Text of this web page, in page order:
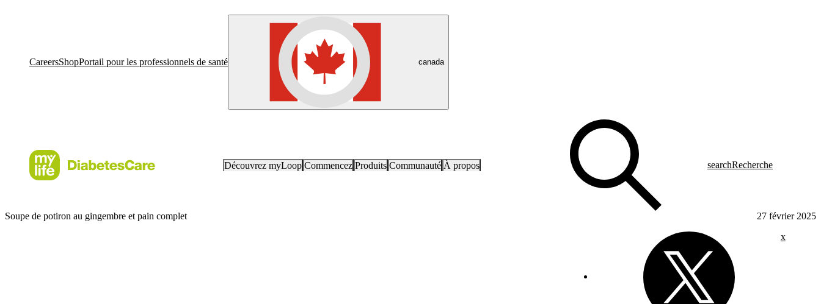
CareersShopPortail pour les professionnels de santé canada
Découvrez myLoop Commencez Produits Communauté À propos searchRecherche
Soupe de potiron au gingembre et pain complet
27 février 2025
x